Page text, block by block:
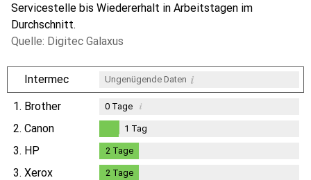
Servicestelle bis Wiedererhalt in Arbeitstagen im
Durchschnitt.
Quelle: Digitec Galaxus
Intermec Ungenügende Daten i
1. Brother 0Tage i
2. Canon
Tag
1 Tag
3. HP 2 Tage
3. Xerox 2 Tage